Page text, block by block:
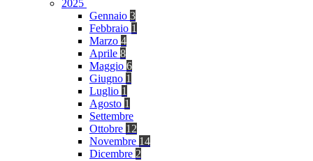
2025
Gennaio 3
Febbraio 1
Marzo 4
Aprile 8
Maggio 6
Giugno 1
Luglio 1
Agosto 1
Settembre
Ottobre 12
Novembre 14
Dicembre 2